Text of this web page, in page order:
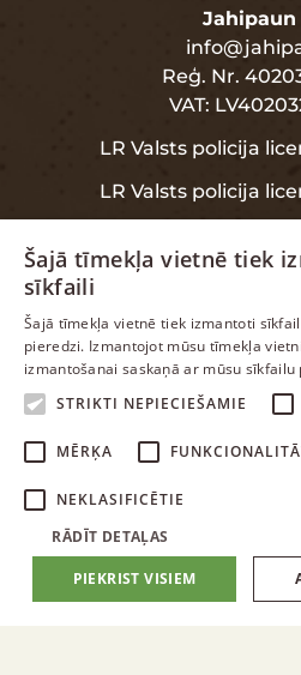
Jahipaun
Reģ. Nr.
VAT:
LR Valsts policija
LR Valsts policija
Šajā tīmekļa vietnē tiek
sīkfaili
Šajā tīmekļa vietnē tiek izmantoti
pieredzi. Izmantojot mūsu tīmekļa
izmantošanai saskaņā ar mūsu sīkfailu
STRIKTI NEPIECIEŠAMIE
MĒRĶA
NEKLASIFICĒTIE
RĀDĪT DETAĻAS
PIEKRIST VISIEM